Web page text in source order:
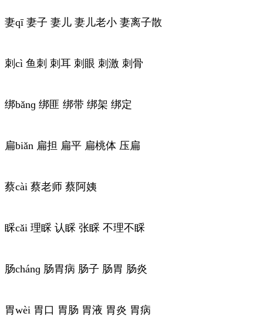
妻qī 妻子 妻儿 妻儿老小 妻离子散
刺cì 鱼刺 刺耳 刺眼 刺激 刺骨
绑bǎnɡ 绑匪 绑带 绑架 绑定
扁biǎn 扁担 扁平 扁桃体 压扁
蔡cài 蔡老师 蔡阿姨
睬cǎi 理睬 认睬 张睬 不理不睬
肠chánɡ 肠胃病 肠子 肠胃 肠炎
胃wèi 胃口 胃肠 胃液 胃炎 胃病